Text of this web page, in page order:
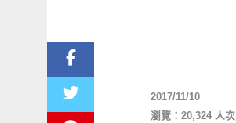
2017/11/10
瀏覽：20,324 人次